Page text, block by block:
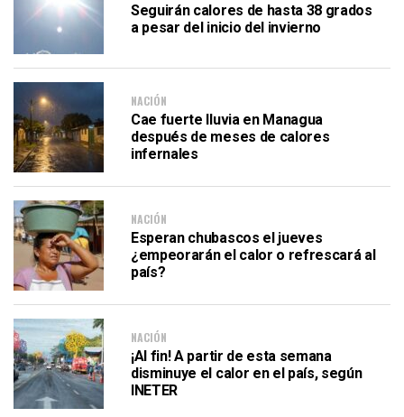
Seguirán calores de hasta 38 grados
a pesar del inicio del invierno
NACIÓN
Cae fuerte lluvia en Managua
después de meses de calores
infernales
NACIÓN
Esperan chubascos el jueves
¿empeorarán el calor o refrescará al
país?
NACIÓN
¡Al fin! A partir de esta semana
disminuye el calor en el país, según
INETER